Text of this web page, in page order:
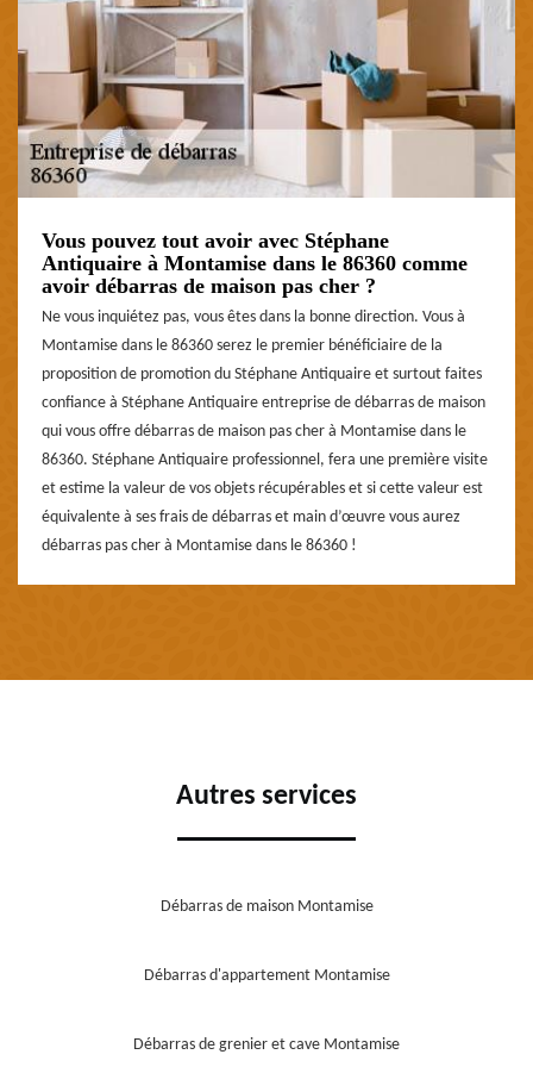
Vous pouvez tout avoir avec Stéphane
Antiquaire à Montamise dans le 86360 comme
avoir débarras de maison pas cher ?
Ne vous inquiétez pas, vous êtes dans la bonne direction. Vous à
Montamise dans le 86360 serez le premier bénéficiaire de la
proposition de promotion du Stéphane Antiquaire et surtout faites
confiance à Stéphane Antiquaire entreprise de débarras de maison
qui vous offre débarras de maison pas cher à Montamise dans le
86360. Stéphane Antiquaire professionnel, fera une première visite
et estime la valeur de vos objets récupérables et si cette valeur est
équivalente à ses frais de débarras et main d’œuvre vous aurez
débarras pas cher à Montamise dans le 86360 !
Autres services
Débarras de maison Montamise
Débarras d'appartement Montamise
Débarras de grenier et cave Montamise